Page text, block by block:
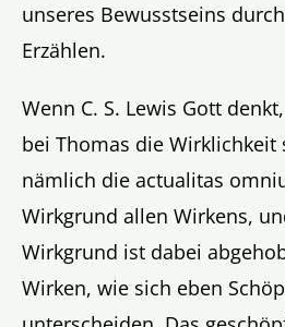
unseres Bewusstseins
Erzählen.
Wenn C. S. Lewis Gott
bei Thomas die Wirklichkeit
nämlich die actualitas
Wirkgrund allen Wirkens,
Wirkgrund ist dabei
Wirken, wie sich eben